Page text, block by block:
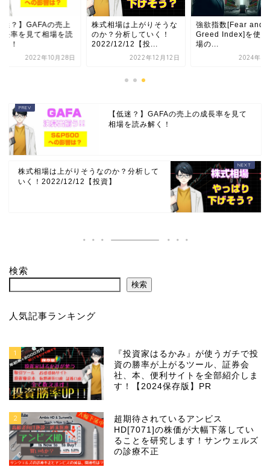
迷？】GAFAの売上
長率を見て相場を読
！
2022年10月28日
株式相場は上がりそうな
のか？分析していく！
2022/12/12【投...
2022年12月12日
強欲指数[Fear and
Greed Index]を使っ
場の...
2024年6
【低迷？】GAFAの売上の成長率を見て
相場を読み解く！
株式相場は上がりそうなのか？分析して
いく！2022/12/12【投資】
検索
検索
人気記事ランキング
1
『投資家はるかみ』が使うガチで投
資の勝率が上がるツール、証券会
社、本、便利サイトを全部紹介しま
す！【2024保存版】PR
2
超期待されているアンビス
HD[7071]の株価が大幅下落してい
ることを研究します！サンウェルズ
の診療不正